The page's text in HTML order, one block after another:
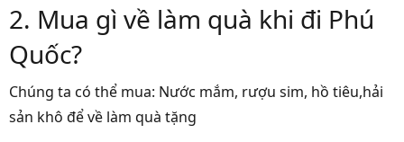
2. Mua gì về làm quà khi đi Phú
Quốc?
Chúng ta có thể mua: Nước mắm, rượu sim, hồ tiêu,hải
sản khô để về làm quà tặng